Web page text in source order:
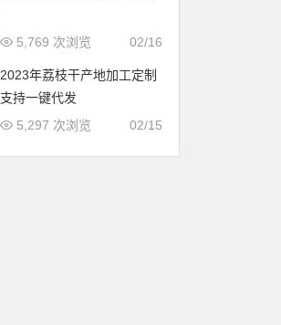
02/16
5,769 次浏览
2023年荔枝干产地加工定制
支持一键代发
02/15
5,297 次浏览